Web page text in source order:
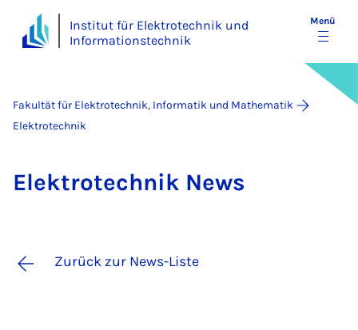
Institut für Elektrotechnik und
Informationstechnik
Menü
Fakultät für Elektrotechnik, Informatik und Mathematik
Elektrotechnik
Elek­tro­tech­nik News
Zurück zur News-Liste